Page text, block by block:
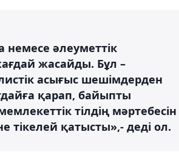
әлеуметтік
жасайды. Бұл –
асығыс шешімдерден
қарап, байыпты
тілдің мәртебесін
тікелей қатысты»,- деді ол.